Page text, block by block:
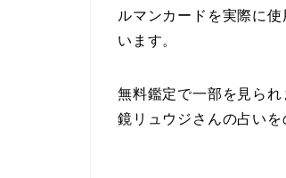
ルマンカードを実際に
います。
無料鑑定で一部を見ら
鏡リュウジさんの占いを